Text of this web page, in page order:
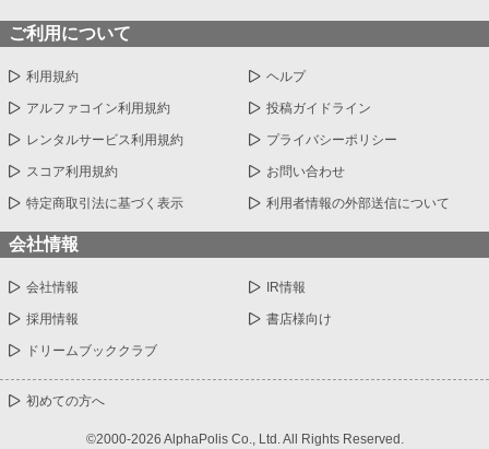
ご利用について
利用規約 ヘルプ
アルファコイン利用規約 投稿ガイドライン
レンタルサービス利用規約 プライバシーポリシー
スコア利用規約 お問い合わせ
特定商取引法に基づく表示 利用者情報の外部送信について
会社情報
会社情報 IR情報
採用情報 書店様向け
ドリームブッククラブ
初めての方へ
©2000-2026 AlphaPolis Co., Ltd. All Rights Reserved.